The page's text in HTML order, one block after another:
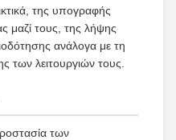
της υπογραφής
μαζί τους, της λήψης
ανάλογα με τη
των λειτουργιών τους.
των